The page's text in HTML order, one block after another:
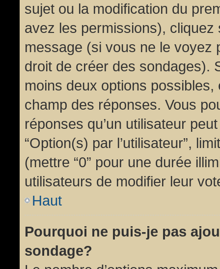
sujet ou la modification du
avez les permissions), cliquez
message (si vous ne le voyez
droit de créer des sondages).
moins deux options
champ des réponses. Vous
réponses qu’un utilisateur
“Option(s) par l’utilisateur”,
(mettre “0” pour une durée
utilisateurs de modifier leur
Haut
Pourquoi ne puis-je pas
sondage?